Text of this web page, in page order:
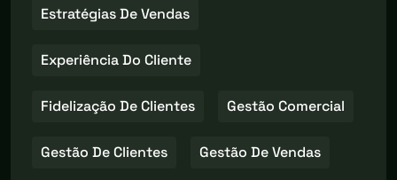
Estratégias De Vendas
Experiência Do Cliente
Fidelização De Clientes Gestão Comercial
Gestão De Clientes Gestão De Vendas